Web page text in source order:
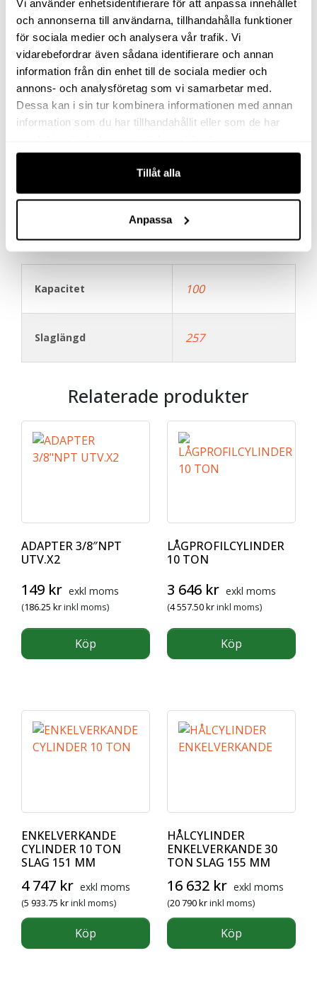
Vi använder enhetsidentifierare för att anpassa innehållet
och annonserna till användarna, tillhandahålla funktioner
för sociala medier och analysera vår trafik. Vi
vidarebefordrar även sådana identifierare och annan
information från din enhet till de sociala medier och
annons- och analysföretag som vi samarbetar med.
Dessa kan i sin tur kombinera informationen med annan
information som du har tillhandahållit eller som de har
Tillåt alla
Anpassa
K. Utvändig gänga på
cylinderrör längd
60 mm
X. Håldelning 178 mm
Y.
Bottenmonteringshål
5/8″-11UNC
djup
Kapacitet 100
Slaglängd 257
Relaterade produkter
ADAPTER 3/8″NPT
UTV.X2
149 kr exkl moms
(186.25 krinkl moms)
Köp
LÅGPROFILCYLINDER
10 TON
3 646 kr exkl moms
(4 557.50krinkl moms)
Köp
ENKELVERKANDE
CYLINDER 10 TON
SLAG 151 MM
4 747 kr exkl moms
(5 933.75 krinkl moms)
Köp
HÅLCYLINDER
ENKELVERKANDE 30
TON SLAG 155 MM
16 632 kr exkl moms
(20 790krinkl moms)
Köp